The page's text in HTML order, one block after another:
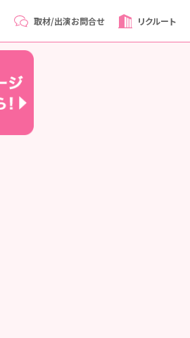
取材/出演お問合せ リクルート